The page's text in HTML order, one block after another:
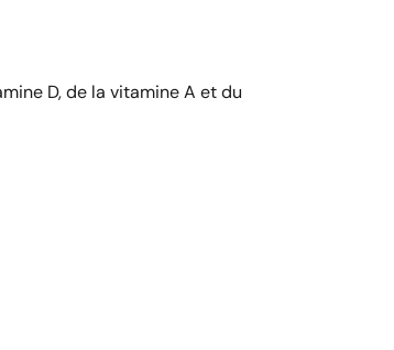
D, de la vitamine A et du